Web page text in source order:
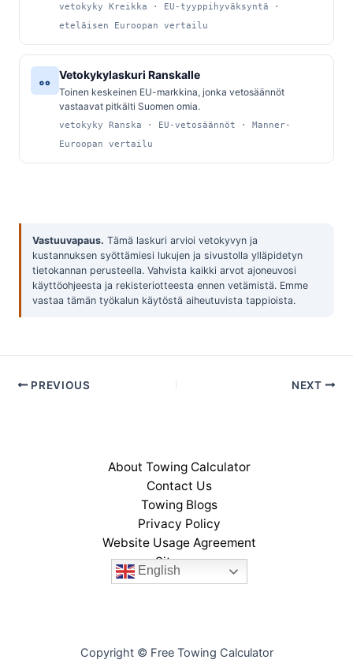
vetokyky Kreikka · EU-tyyppihyväksyntä ·
eteläisen Euroopan vertailu
Vetokykylaskuri Ranskalle
Toinen keskeinen EU-markkina, jonka vetosäännöt
vastaavat pitkälti Suomen omia.
vetokyky Ranska · EU-vetosäännöt · Manner-
Euroopan vertailu
Vastuuvapaus. Tämä laskuri arvioi vetokyvyn ja
kustannuksen syöttämiesi lukujen ja sivustolla ylläpidetyn
tietokannan perusteella. Vahvista kaikki arvot ajoneuvosi
käyttöohjeesta ja rekisteriotteesta ennen vetämistä. Emme
vastaa tämän työkalun käytöstä aiheutuvista tappioista.
PREVIOUS NEXT
About Towing Calculator
Contact Us
Towing Blogs
Privacy Policy
Website Usage Agreement
Sitemap
English
Copyright © Free Towing Calculator